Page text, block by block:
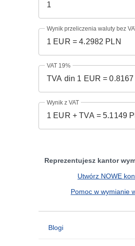
Wynik przeliczenia waluty bez
VAT 19%
Wynik z VAT
Reprezentujesz kantor
Utwórz NOWE
Pomoc w wymianie
Blogi